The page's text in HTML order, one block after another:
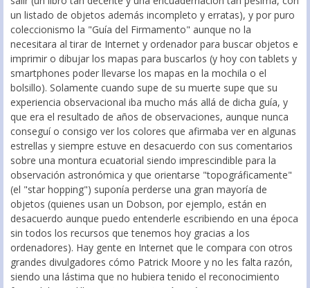
un listado de objetos además incompleto y erratas), y por puro
coleccionismo la "Guía del Firmamento" aunque no la
necesitara al tirar de Internet y ordenador para buscar objetos e
imprimir o dibujar los mapas para buscarlos (y hoy con tablets y
smartphones poder llevarse los mapas en la mochila o el
bolsillo). Solamente cuando supe de su muerte supe que su
experiencia observacional iba mucho más allá de dicha guía, y
que era el resultado de años de observaciones, aunque nunca
conseguí o consigo ver los colores que afirmaba ver en algunas
estrellas y siempre estuve en desacuerdo con sus comentarios
sobre una montura ecuatorial siendo imprescindible para la
observación astronómica y que orientarse "topográficamente"
(el "star hopping") suponía perderse una gran mayoría de
objetos (quienes usan un Dobson, por ejemplo, están en
desacuerdo aunque puedo entenderle escribiendo en una época
sin todos los recursos que tenemos hoy gracias a los
ordenadores). Hay gente en Internet que le compara con otros
grandes divulgadores cómo Patrick Moore y no les falta razón,
siendo una lástima que no hubiera tenido el reconocimiento